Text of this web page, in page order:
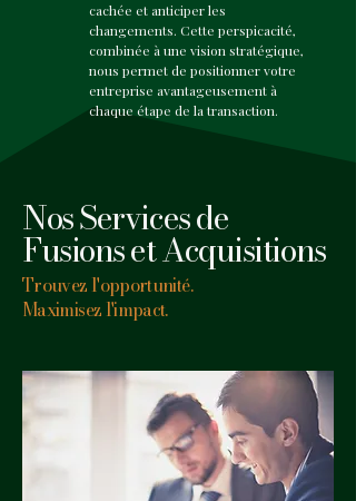
cachée et anticiper les
changements. Cette perspicacité,
combinée à une vision stratégique,
nous permet de positionner votre
entreprise avantageusement à
chaque étape de la transaction.
Nos Services de
Fusions et Acquisitions
Trouvez l'opportunité.
Maximisez l'impact.